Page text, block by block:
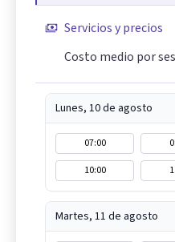
Servicios y precios
Costo medio por
Lunes, 10 de agosto
07:00
10:00
Martes, 11 de agosto